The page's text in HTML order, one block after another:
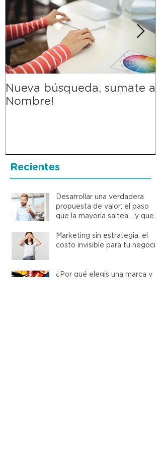
Nueva búsqueda, sumate a
Nombre!
Recientes
Desarrollar una verdadera
propuesta de valor: el paso
que la mayoría saltea… y que
Marketing sin estrategia: el
costo invisible para tu negocio
¿Por qué elegis una marca y